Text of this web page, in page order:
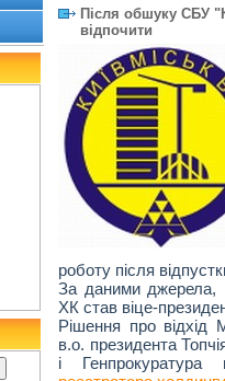
Після обшуку СБУ
відпочити
роботу після
За даними джерела,
ХК став віце-
Рішення про відхід
в.о. президента
і